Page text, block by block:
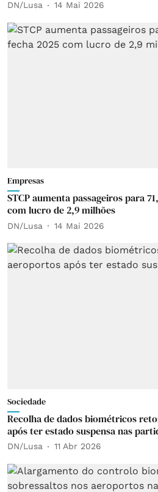
DN/Lusa 14 Mai 2026
Empresas
STCP aumenta passageiros para
com lucro de 2,9 milhões
DN/Lusa 14 Mai 2026
Sociedade
Recolha de dados biométricos
após ter estado suspensa nas
DN/Lusa 11 Abr 2026